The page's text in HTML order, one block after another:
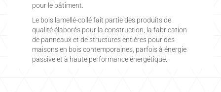
pour le bâtiment.
Le bois lamellé-collé fait partie des produits de
qualité élaborés pour la construction, la fabrication
de panneaux et de structures entières pour des
maisons en bois contemporaines, parfois à énergie
passive et à haute performance énergétique.